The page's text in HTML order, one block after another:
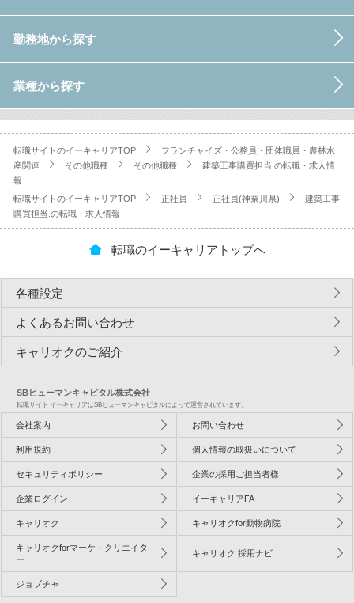
勤務地から探す
業種から探す
転職サイトのイーキャリアTOP
フランチャイズ・公務員・団体職員・農林水
産関連
その他職種 その他職種
建築工事購買担当.の転職・求人情
報
転職サイトのイーキャリアTOP
正社員 正社員(神奈川県)
建築工事
購買担当.の転職・求人情報
転職のイーキャリアトップへ
各種設定
よくあるお問い合わせ
キャリオクのご紹介
SBヒューマンキャピタル株式会社
転職サイト イーキャリアはSBヒューマンキャピタルによって運営されています。
会社案内 お問い合わせ
利用規約 個人情報の取扱いについて
セキュリティポリシー 企業の採用ご担当者様
企業ログイン イーキャリアFA
キャリオク キャリオクfor動物病院
キャリオクforマーケ・クリエイタ
ー
キャリオク 採用ナビ
ジョブチャ